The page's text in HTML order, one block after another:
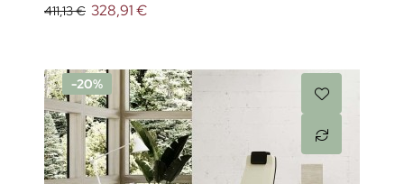
411,13 € 328,91 €
-20%